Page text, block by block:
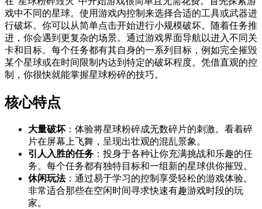
戏中不同的星球。使用游戏内控制来选择合适的工具或武器进
行破坏。你可以从简单点击开始进行小规模破坏。随着任务推
进，你会遇到更复杂的场景。通过游戏界面导航以进入不同关
卡和目标。每个任务都有其自身的一系列目标，例如完全摧毁
某个星球或在时间限制内达到特定的破坏程度。凭借直观的控
制，你很快就能掌握星球粉碎的技巧。
核心特点
大量破坏 ：体验将星球粉碎成无数碎片的刺激。看着碎
片在屏幕上飞舞，呈现出壮观的混乱景象。
引人入胜的任务 ：投身于各种让你充满挑战和乐趣的任
务。每个任务都有独特目标和一组新的星球供你摧毁。
休闲玩法：通过易于学习的控制享受轻松的游戏体验。
非常适合那些在空闲时间寻求快速有趣游戏时段的玩
家。